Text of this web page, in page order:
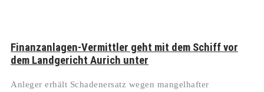
Finanzanlagen-Vermittler geht mit dem Schiff vor
dem Landgericht Aurich unter
Anleger erhält Schadenersatz wegen mangelhafter